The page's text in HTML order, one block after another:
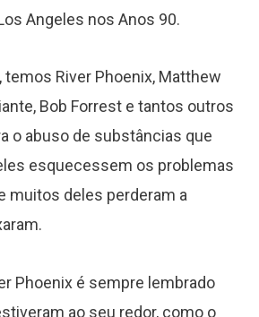
Angeles nos Anos 90.
temos River Phoenix, Matthew
Bob Forrest e tantos outros
o abuso de substâncias que
esquecessem os problemas
muitos deles perderam a
Phoenix é sempre lembrado
ao seu redor, como o